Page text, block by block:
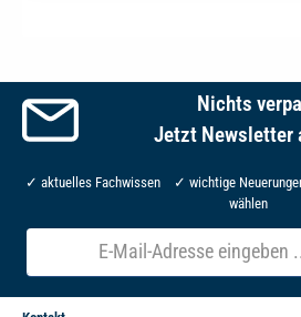
Nichts
Jetzt Newsletter
✓ aktuelles Fachwissen ✓ wichtige
wählen
E-
Mail-
Adresse*